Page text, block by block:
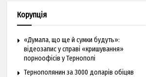
Корупція
«Думала, що ще й сумки будуть»:
відеозапис у справі «кришування»
порноофісів у Тернополі
Тернополянин за 3000 доларів обіцяв